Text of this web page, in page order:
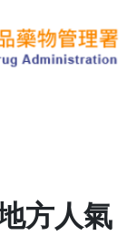
方人氣